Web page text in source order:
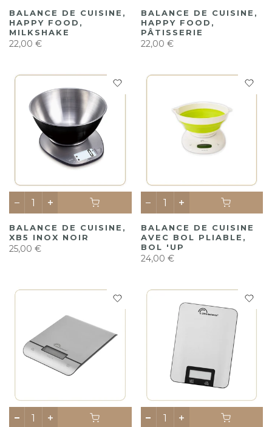
BALANCE DE CUISINE,
HAPPY FOOD,
MILKSHAKE
22,00 €
BALANCE DE CUISINE,
HAPPY FOOD,
PÂTISSERIE
22,00 €
BALANCE DE CUISINE,
XB5 INOX NOIR
25,00 €
BALANCE DE CUISINE
AVEC BOL PLIABLE,
BOL 'UP
24,00 €